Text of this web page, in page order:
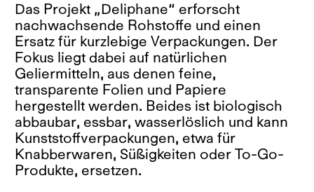
Das Projekt „Deliphane“ erforscht
nachwachsende Rohstoffe und einen
Ersatz für kurzlebige Verpackungen. Der
Fokus liegt dabei auf natürlichen
Geliermitteln, aus denen feine,
transparente Folien und Papiere
hergestellt werden. Beides ist biologisch
abbaubar, essbar, wasserlöslich und kann
Kunststoffverpackungen, etwa für
Knabberwaren, Süßigkeiten oder To-Go-
Produkte, ersetzen.